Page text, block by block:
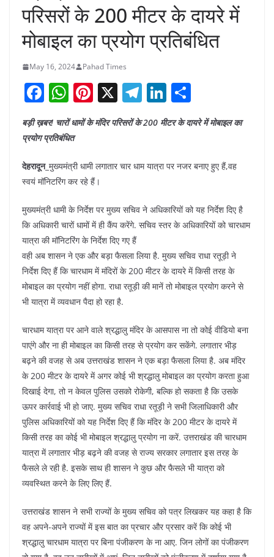
परिसरों के 200 मीटर के दायरे में
मोबाइल का प्रयोग प्रतिबंधित
May 16, 2024 Pahad Times
F
c
e
b
o
o
k
W
h
at
A
p
p
Pi
nt
er
st
X T
e
a
Li
n
k
dI
h
ar
बड़ी ख़बर! चारों धामों के मंदिर परिसरों के 200 मीटर के दायरे में मोबाइल का
प्रयोग प्रतिबंधित
देहरादून_ मुख्यमंत्री धामी लगातार चार धाम यात्रा पर नजर बनाए हुए हैं,वह
स्वयं मॉनिटरिंग कर रहे हैं।
मुख्यमंत्री धामी के निर्देश पर मुख्य सचिव ने अधिकारियों को यह निर्देश दिए है
कि अधिकारी चारों धामों में ही कैंप करेंगे. सचिव स्तर के अधिकारियों को चारधाम
यात्रा की मॉनिटरिंग के निर्देश दिए गए हैं
वही अब शासन ने एक और बड़ा फैसला लिया है. मुख्य सचिव राधा रतूड़ी ने
निर्देश दिए हैं कि चारधाम में मंदिरों के 200 मीटर के दायरे में किसी तरह के
मोबाइल का प्रयोग नहीं होगा. राधा रतूड़ी की मानें तो मोबाइल प्रयोग करने से
भी यात्रा में व्यवधान पैदा हो रहा है.
चारधाम यात्रा पर आने वाले श्रद्धालु मंदिर के आसपास ना तो कोई वीडियो बना
पाएंगे और ना ही मोबाइल का किसी तरह से प्रयोग कर सकेंगे. लगातार भीड़
बढ़ने की वजह से अब उत्तराखंड शासन ने एक बड़ा फैसला लिया है. अब मंदिर
के 200 मीटर के दायरे में अगर कोई भी श्रद्धालु मोबाइल का प्रयोग करता हुआ
दिखाई देगा, तो न केवल पुलिस उसको रोकेगी, बल्कि हो सकता है कि उसके
ऊपर कार्रवाई भी हो जाए. मुख्य सचिव राधा रतूड़ी ने सभी जिलाधिकारी और
पुलिस अधिकारियों को यह निर्देश दिए हैं कि मंदिर के 200 मीटर के दायरे में
किसी तरह का कोई भी मोबाइल श्रद्धालु प्रयोग ना करें. उत्तराखंड की चारधाम
यात्रा में लगातार भीड़ बढ़ने की वजह से राज्य सरकार लगातार इस तरह के
फैसले ले रही है. इसके साथ ही शासन ने कुछ और फैसले भी यात्रा को
व्यवस्थित करने के लिए लिए हैं.
उत्तराखंड शासन ने सभी राज्यों के मुख्य सचिव को पत्र लिखकर यह कहा है कि
वह अपने-अपने राज्यों में इस बात का प्रचार और प्रसार करें कि कोई भी
श्रद्धालु चारधाम यात्रा पर बिना पंजीकरण के ना आए. जिन लोगों का पंजीकरण